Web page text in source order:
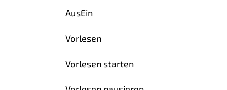
AusEin
Vorlesen
Vorlesen starten